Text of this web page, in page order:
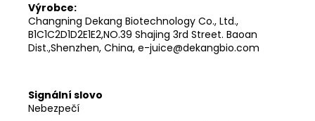
Výrobce:
Changning Dekang Biotechnology Co., Ltd.,
B1C1C2D1D2E1E2,NO.39 Shajing 3rd Street. Baoan
Dist.,Shenzhen, China, e-juice@dekangbio.com
Signální slovo
Nebezpečí